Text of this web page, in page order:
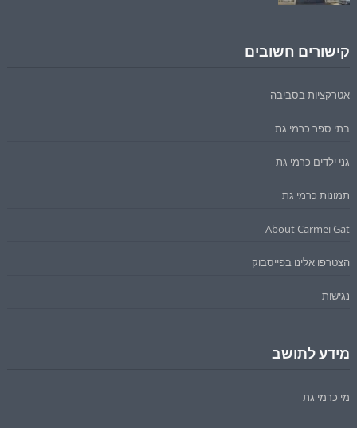
קישורים חשובים
אטרקציות בסביבה
בתי ספר כרמי גת
גני ילדים כרמי גת
תמונות כרמי גת
About Carmei Gat
הצטרפו אלינו בפייסבוק
נגישות
מידע לתושב
מי כרמי גת